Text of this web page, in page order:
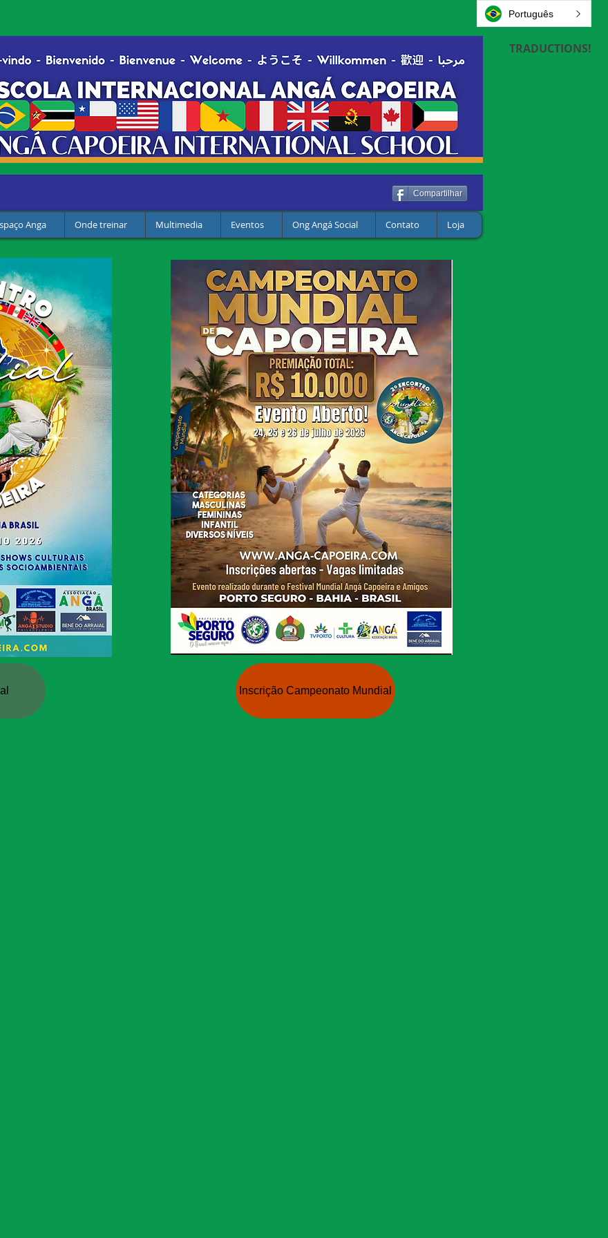
Compartilhar
TRADUCTIONS!
Anga Onde treinar Multimedia Eventos Ong Angá Social Contato Loja
internacional Anga Capoeira - Bienvenue à
Anga Capoeira - Welcome to the
Anga Capoeira - Bienvenidos a la escuela
Capoeira - Benvenuti alla Scuola
Capoeira - インターナショナルスクールAnga
- Välkommen till den internationella skolan
an der Anga Capoeira International
Inscrição Campeonato Mundial
Português